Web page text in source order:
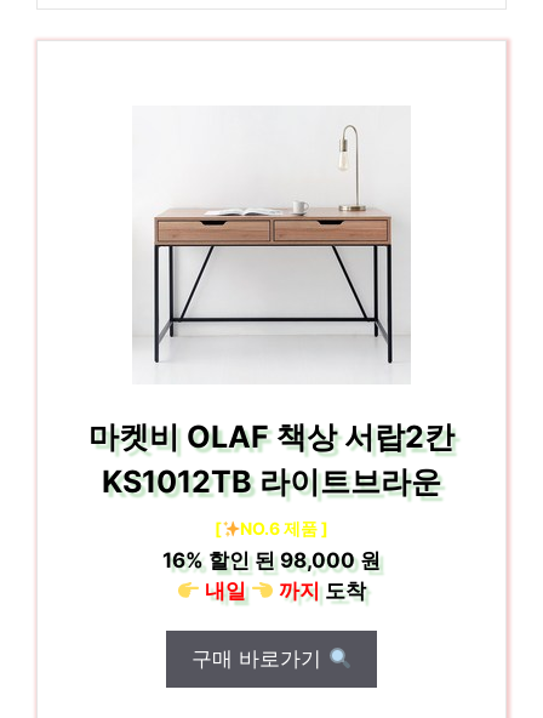
마켓비 OLAF 책상 서랍2칸
KS1012TB 라이트브라운
[ NO.6 제품 ]
16%할인 된98,000 원
내일
까지도착
구매 바로가기